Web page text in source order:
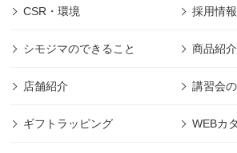
CSR・環境 採用情報
シモジマのできること 商品紹介
店舗紹介 講習会
ギフトラッピング WEBカ